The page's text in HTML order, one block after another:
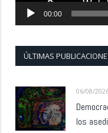
00:00
ÚLTIMAS
06/08/
los